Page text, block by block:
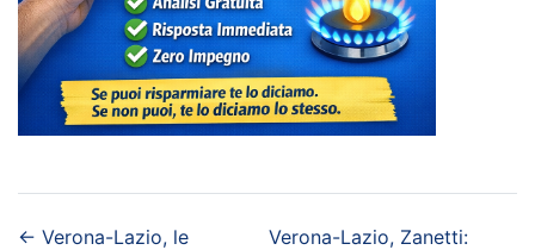
← Verona-Lazio, le
Verona-Lazio, Zanetti: